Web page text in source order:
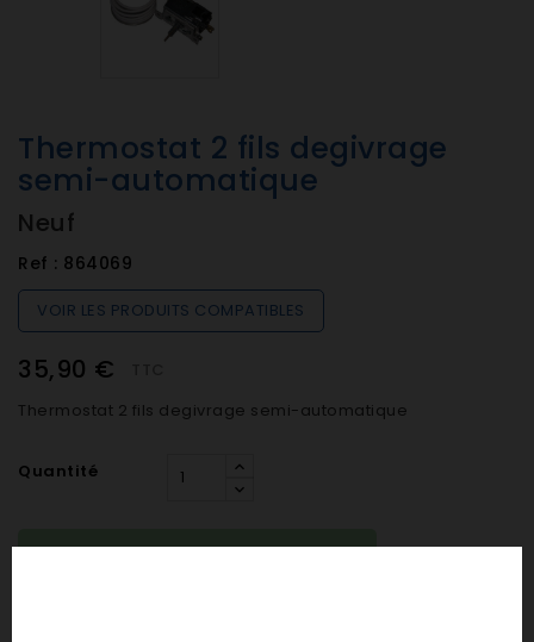
Thermostat 2 fils degivrage
semi-automatique
Neuf
Ref : 864069
VOIR LES PRODUITS COMPATIBLES
35,90 €
Thermostat 2 fils degivrage semi-automatique
Quantité